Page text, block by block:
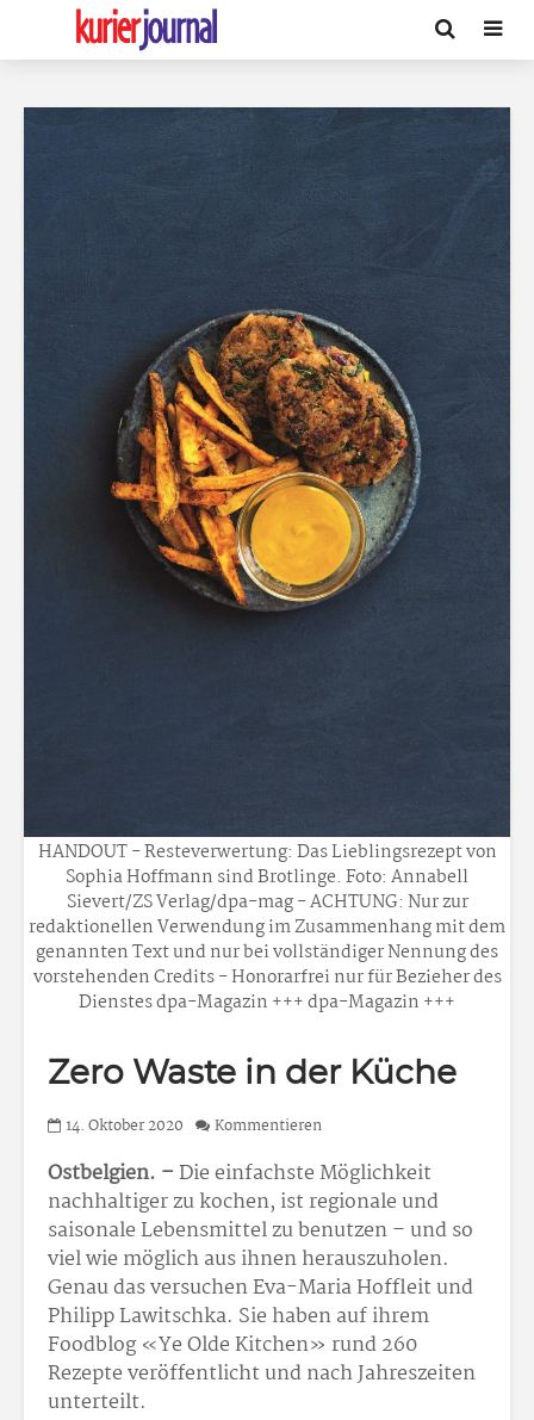
HANDOUT - Resteverwertung: Das Lieblingsrezept von
Sophia Hoffmann sind Brotlinge. Foto: Annabell
Sievert/ZS Verlag/dpa-mag - ACHTUNG: Nur zur
redaktionellen Verwendung im Zusammenhang mit dem
genannten Text und nur bei vollständiger Nennung des
vorstehenden Credits - Honorarfrei nur für Bezieher des
Dienstes dpa-Magazin +++ dpa-Magazin +++
Zero Waste in der Küche
14. Oktober 2020 Kommentieren
Ostbelgien. –Die einfachste Möglichkeit
nachhaltiger zu kochen, ist regionale und
saisonale Lebensmittel zu benutzen – und so
viel wie möglich aus ihnen herauszuholen.
Genau das versuchen Eva-Maria Hoffleit und
Philipp Lawitschka. Sie haben auf ihrem
Foodblog «Ye Olde Kitchen» rund 260
Rezepte veröffentlicht und nach Jahreszeiten
unterteilt.